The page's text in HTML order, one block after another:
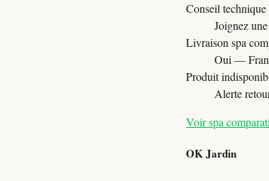
Conseil technique
Joignez
Livraison spa
Oui —
Produit
Alerte
Voir spa
OK Jardin